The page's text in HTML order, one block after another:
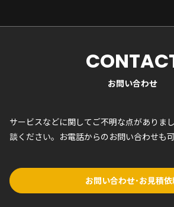
お問い合わせ
サービスなどに関してご不明な点がありま
談ください。お電話からのお問い合わせも可
お問い合わせ･お見積